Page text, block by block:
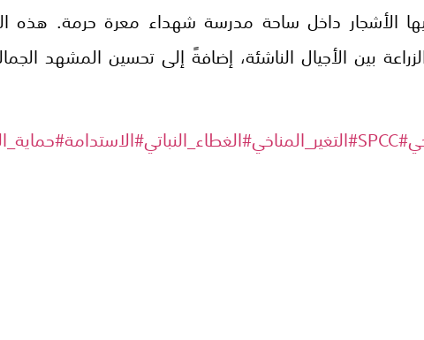
الأشجار داخل ساحة مدرسة شهداء معرة حرمة. هذه
بين الأجيال الناشئة، إضافةً إلى تحسين المشهد
#SPCC #التغير_المناخي#الغطاء_النباتي#الاستدامة